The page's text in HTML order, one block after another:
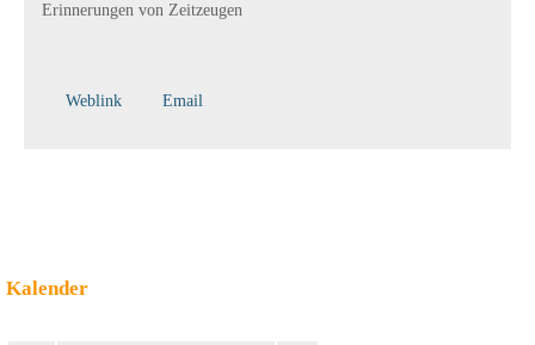
Erinnerungen von Zeitzeugen
Weblink Email
Kalender